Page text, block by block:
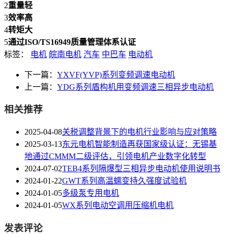
2重量轻
3效率高
4转矩大
5通过ISO/TS16949质量管理体系认证
标签：
电机 皖南电机 汽车 中巴车 电动机
下一篇： YXVF(YVP)系列变频调速电动机
上一篇： YDG系列盾构机用变频调速三相异步电动机
相关推荐
2025-04-08关税调整背景下的电机行业影响与应对策略
2025-03-13东元电机智能制造再获国家级认证：无锡基
地通过CMMM二级评估，引领电机产业数字化转型
2024-07-02TEB4系列隔爆型三相异步电动机使用说明书
2024-01-22GWT系列高温蠕变持久强度试验机
2024-01-05多级泵专用电机
2024-01-05WX系列电动空调用压缩机电机
发表评论